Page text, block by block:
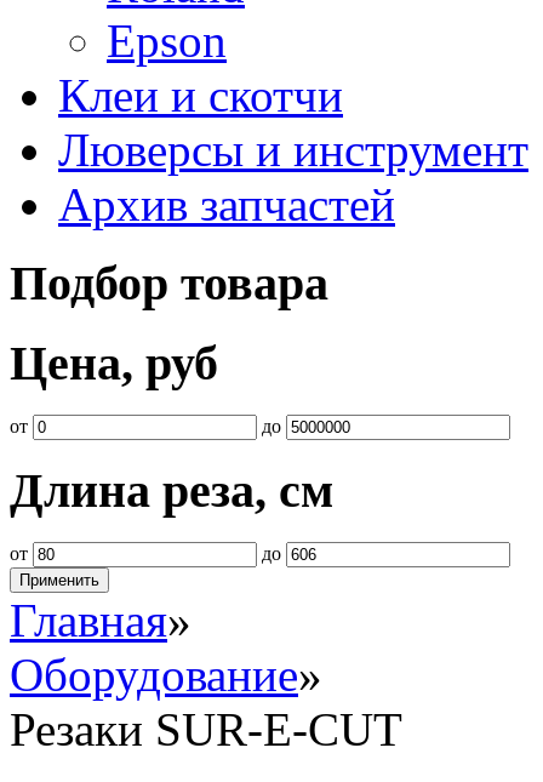
Epson
Клеи и скотчи
Люверсы и инструмент
Архив запчастей
Подбор товара
Цена, руб
от до
Длина реза, см
от до
Главная»
Оборудование»
Резаки SUR-E-CUT